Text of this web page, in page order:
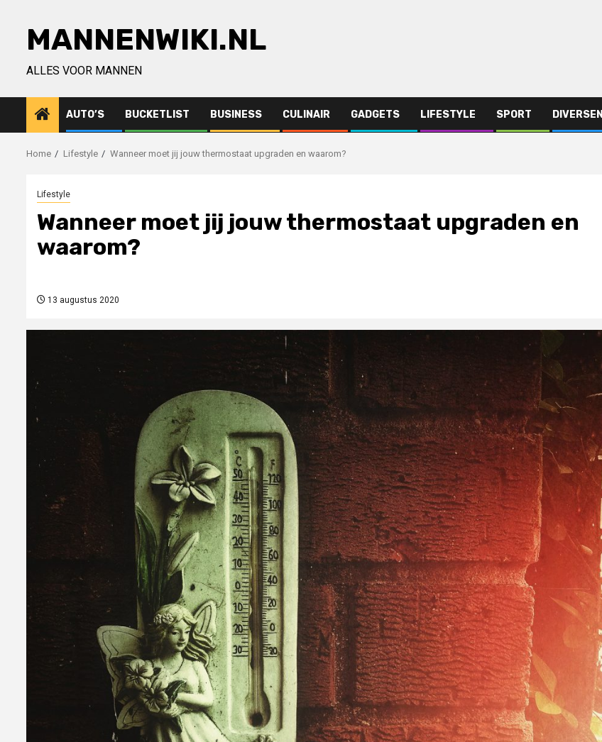
MANNENWIKI.NL
ALLES VOOR MANNEN
AUTO’S BUCKETLIST BUSINESS CULINAIR GADGETS LIFESTYLE SPORT DIVERSEN
Home Lifestyle Wanneer moet jij jouw thermostaat upgraden en waarom?
Lifestyle
Wanneer moet jij jouw thermostaat upgraden en
waarom?
13 augustus 2020